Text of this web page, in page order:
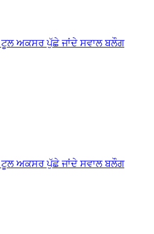
ਟੂਲ ਅਕਸਰ ਪੁੱਛੇ ਜਾਂਦੇ ਸਵਾਲਬਲੌਗ
ਟੂਲ ਅਕਸਰ ਪੁੱਛੇ ਜਾਂਦੇ ਸਵਾਲਬਲੌਗ